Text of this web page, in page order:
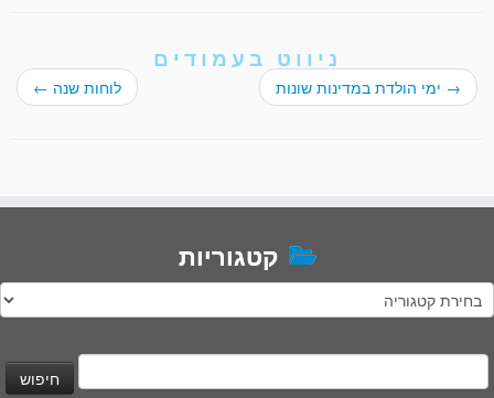
ניווט בעמודים
→ ימי הולדת במדינות שונות לוחות שנה ←
קטגוריות
קטגוריות